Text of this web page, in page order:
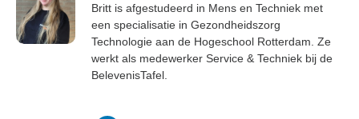
Britt is afgestudeerd in Mens en Techniek met
een specialisatie in Gezondheidszorg
Technologie aan de Hogeschool Rotterdam. Ze
werkt als medewerker Service & Techniek bij de
BelevenisTafel.